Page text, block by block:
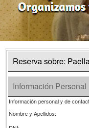
Reserva sobre:
Información Personal
Información personal y de
Nombre y Apellidos: